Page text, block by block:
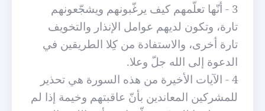
3 - أنّها تعلّمهم كيف يرغّبونهم ويشجّعونهم
تارة، وتكون لديهم عوامل الإنذار والتخويف
تارة أخرى، والاستفادة من كِلا الطريقين في
الدعوة إلى الله جلّ وعلا.
4 - الآيات الأخيرة من هذه السورة هي تحذير
للمشركين المعاندين بأنّ عاقبتهم وخيمة إذا لم